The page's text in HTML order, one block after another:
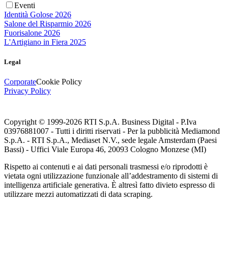
Eventi
Identità Golose 2026
Salone del Risparmio 2026
Fuorisalone 2026
L'Artigiano in Fiera 2025
Legal
CorporateCookie Policy
Privacy Policy
Copyright © 1999-2026 RTI S.p.A. Business Digital - P.Iva
03976881007 - Tutti i diritti riservati - Per la pubblicità Mediamond
S.p.A. - RTI S.p.A., Mediaset N.V., sede legale Amsterdam (Paesi
Bassi) - Uffici Viale Europa 46, 20093 Cologno Monzese (MI)
Rispetto ai contenuti e ai dati personali trasmessi e/o riprodotti è
vietata ogni utilizzazione funzionale all’addestramento di sistemi di
intelligenza artificiale generativa. È altresì fatto divieto espresso di
utilizzare mezzi automatizzati di data scraping.